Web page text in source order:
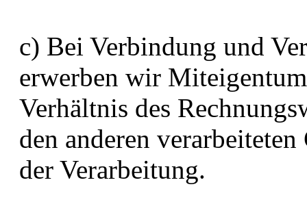
c) Bei Verbindung und
erwerben wir
Verhältnis des
den anderen
der Verarbeitung.